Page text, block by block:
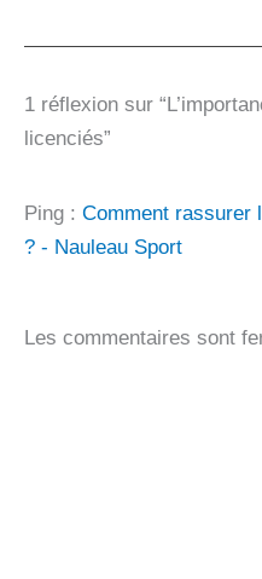
1 réflexion sur
licenciés”
Ping : Comment rassurer
? - Nauleau Sport
Les commentaires sont